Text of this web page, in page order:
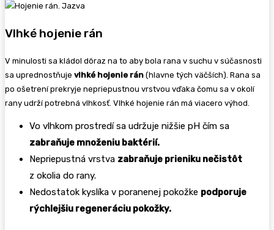
Vlhké hojenie rán
V minulosti sa kládol dôraz na to aby bola rana v suchu v súčasnosti
sa uprednostňuje vlhké hojenie rán (hlavne tých väčších). Rana sa
po ošetrení prekryje nepriepustnou vrstvou vďaka čomu sa v okolí
rany udrží potrebná vlhkosť. Vlhké hojenie rán má viacero výhod.
Vo vlhkom prostredí sa udržuje nižšie pH čím sa
zabraňuje množeniu baktérií.
Nepriepustná vrstva zabraňuje prieniku nečistôt
z okolia do rany.
Nedostatok kyslíka v poranenej pokožke podporuje
rýchlejšiu regeneráciu pokožky.